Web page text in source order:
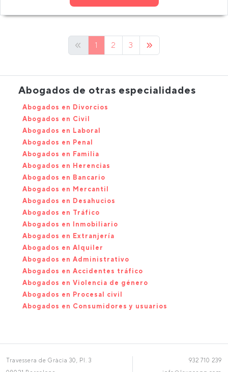
1 2 3
Abogados de otras especialidades
Abogados en Divorcios
Abogados en Civil
Abogados en Laboral
Abogados en Penal
Abogados en Familia
Abogados en Herencias
Abogados en Bancario
Abogados en Mercantil
Abogados en Desahucios
Abogados en Tráfico
Abogados en Inmobiliario
Abogados en Extranjería
Abogados en Alquiler
Abogados en Administrativo
Abogados en Accidentes tráfico
Abogados en Violencia de género
Abogados en Procesal civil
Abogados en Consumidores y usuarios
Travessera de Gràcia 30, Pl. 3
932 710 239